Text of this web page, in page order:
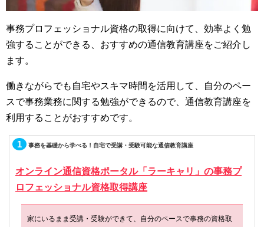
事務プロフェッショナル資格の取得に向けて、効率よく勉
強することができる、おすすめの通信教育講座をご紹介し
ます。
働きながらでも自宅やスキマ時間を活用して、自分のペー
スで事務業務に関する勉強ができるので、通信教育講座を
利用することがおすすめです。
1 事務を基礎から学べる！自宅で受講・受験可能な通信教育講座
オンライン通信資格ポータル「ラーキャリ」の事務プ
ロフェッショナル資格取得講座
家にいるまま受講・受験ができて、自分のペースで事務の資格取